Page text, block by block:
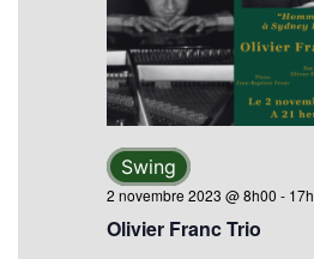
Olivier Franc Trio
2 novembre 2023 @ 8h00 -
Swing